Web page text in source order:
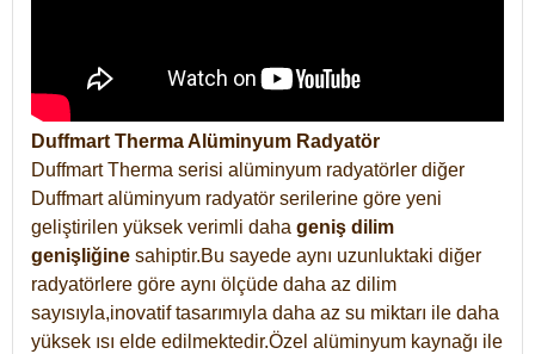
Duffmart Therma Alüminyum Radyatör
Duffmart Therma serisi alüminyum radyatörler diğer
Duffmart alüminyum radyatör serilerine göre yeni
geliştirilen yüksek verimli daha geniş dilim
genişliğine sahiptir.Bu sayede aynı uzunluktaki diğer
radyatörlere göre aynı ölçüde daha az dilim
sayısıyla,inovatif tasarımıyla daha az su miktarı ile daha
yüksek ısı elde edilmektedir.Özel alüminyum kaynağı ile